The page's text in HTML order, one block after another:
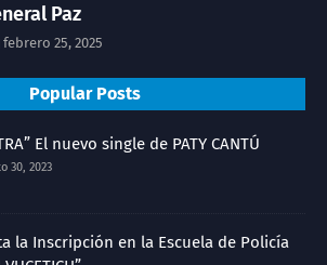
Paz
febrero 25, 2025
Popular Posts
El nuevo single de PATY CANTÚ
30, 2023
la Inscripción en la Escuela de Policía